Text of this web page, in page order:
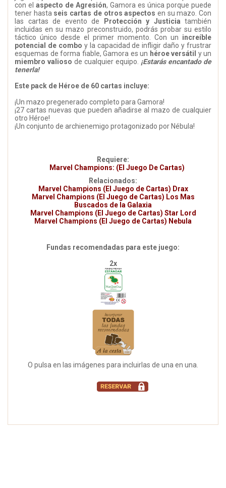
con el aspecto de Agresión, Gamora es única porque puede
tener hasta seis cartas de otros aspectos en su mazo. Con
las cartas de evento de
Protección y Justicia también
incluidas en su mazo preconstruido, podrás probar su estilo
táctico único desde el primer momento. Con un increíble
potencial de combo y la capacidad de infligir daño y frustrar
esquemas de forma fiable, Gamora es un héroe versátil y un
miembro valioso de cualquier equipo. ¡Estarás encantado de
tenerla!
Este pack de Héroe de 60 cartas incluye:
¡Un mazo pregenerado completo para Gamora!
¡27 cartas nuevas que pueden añadirse al mazo de cualquier
otro Héroe!
¡Un conjunto de archienemigo protagonizado por Nébula!
Requiere:
Marvel Champions: (El Juego De Cartas)
Relacionados:
Marvel Champions (El Juego de Cartas) Drax
Marvel Champions (El Juego de Cartas) Los Mas
Buscados de la Galaxia
Marvel Champions (El Juego de Cartas) Star Lord
Marvel Champions (El Juego de Cartas) Nebula
Fundas recomendadas para este juego:
2x
O pulsa en las imágenes para incluirlas de una en una.